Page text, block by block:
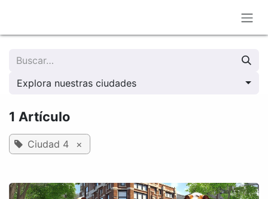
Explora nuestras ciudades
1 Artículo
Ciudad 4 ×